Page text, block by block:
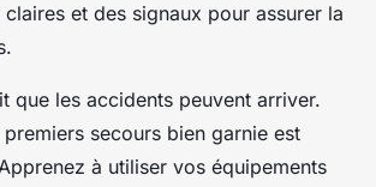
et des signaux pour assurer la
que les accidents peuvent arriver.
secours bien garnie est
à utiliser vos équipements